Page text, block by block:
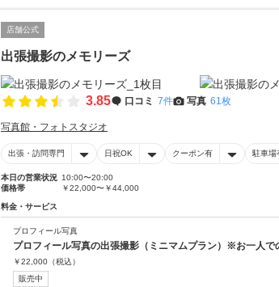
店舗公式
出張撮影のメモリーズ
3.85 口コミ 7件 写真 61枚
写真館・フォトスタジオ
出張・訪問専門 日祝OK クーポン有 駐車場
本日の営業状況 10:00〜20:00
価格帯
￥22,000〜￥44,000
料金・サービス
プロフィール写真
プロフィール写真の出張撮影（ミニマムプラン）※お一人で
￥22,000 （税込）
販売中